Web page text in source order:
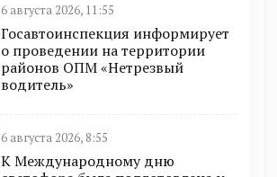
6 августа 2026, 11:55
Госавтоинспекция информирует
о проведении на территории
районов ОПМ «Нетрезвый
водитель»
6 августа 2026, 8:55
К Международному дню